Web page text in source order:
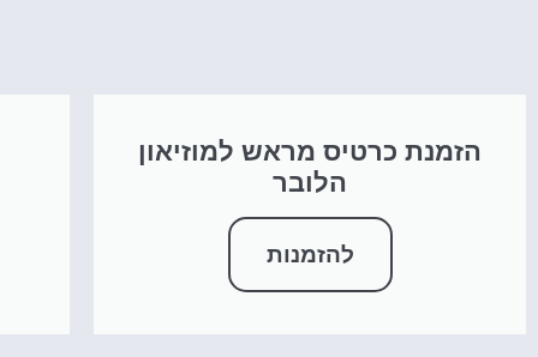
הזמנת כרטיס מראש למוזיאון
הלובר
להזמנות